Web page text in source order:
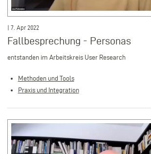
| 7. Apr 2022
Fallbesprechung - Personas
entstanden im Arbeitskreis User Research
Methoden und Tools
Praxis und Integration